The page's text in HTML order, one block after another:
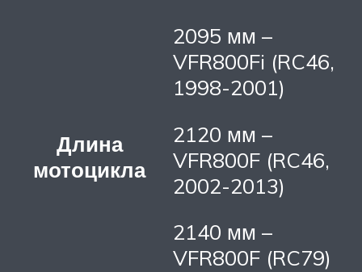
Длина
мотоцикла
2095 мм –
VFR800Fi (RC46,
1998-2001)
2120 мм –
VFR800F (RC46,
2002-2013)
2140 мм –
VFR800F (RC79)